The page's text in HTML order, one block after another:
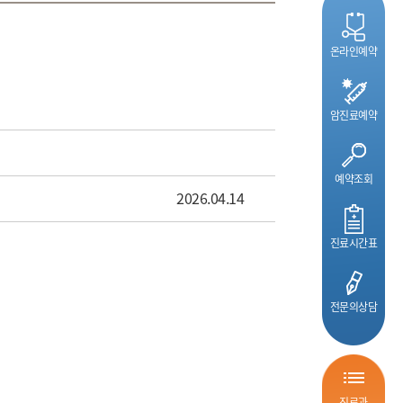
온라인예약
암진료예약
예약조회
진료시간표
전문의상담
2026.04.14